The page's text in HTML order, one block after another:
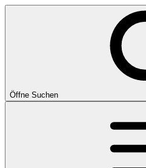
Öffne Suchen